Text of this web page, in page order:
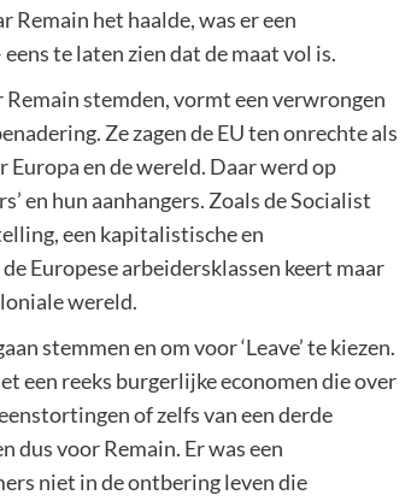
het haalde, was er een
te laten zien dat de maat vol is.
stemden, vormt een verwrongen
Ze zagen de EU ten onrechte als
en de wereld. Daar werd op
en hun aanhangers. Zoals de Socialist
een kapitalistische en
Europese arbeidersklassen keert maar
wereld.
stemmen en om voor ‘Leave’ te kiezen.
een reeks burgerlijke economen die over
of zelfs van een derde
dus voor Remain. Er was een
niet in de ontbering leven die